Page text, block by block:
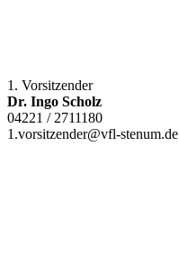
1. Vorsitzender
Dr. Ingo Scholz
04221 / 2711180
1.vorsitzender@vfl-stenum.de